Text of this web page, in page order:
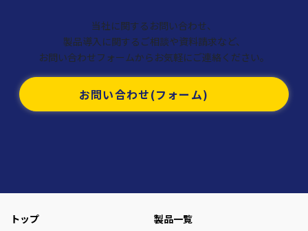
当社に関するお問い合わせ、
製品導入に関するご相談や資料請求など、
お問い合わせフォームからお気軽にご連絡ください。
お問い合わせ(フォーム)
トップ 製品一覧